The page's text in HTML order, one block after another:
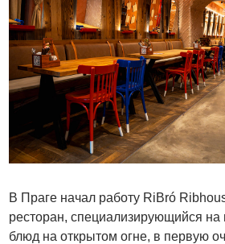
В Праге начал работу RiBró
ресторан, специализирующийся на
блюд на открытом огне, в первую